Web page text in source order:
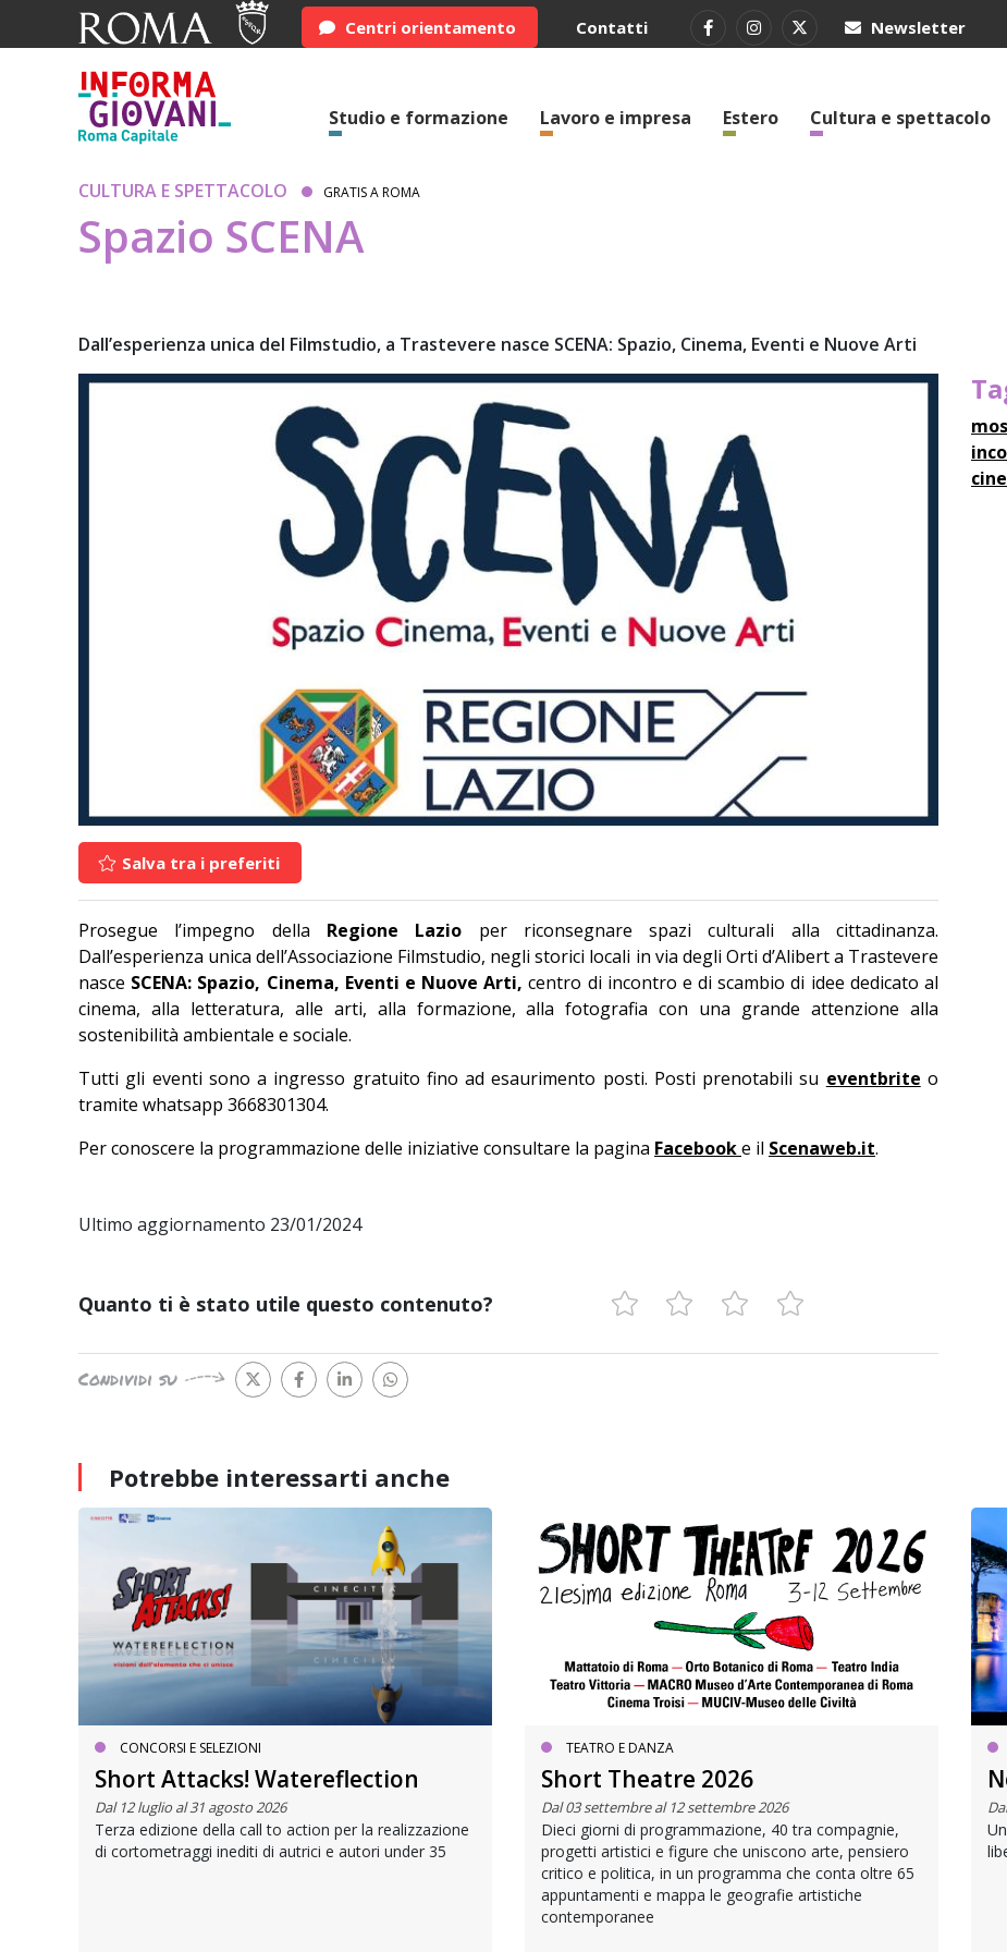
Centri orientamento Contatti Newsletter
Studio e formazione Lavoro e impresa Estero Cultura e spettacolo
CULTURA E SPETTACOLO GRATIS A ROMA
Spazio SCENA
Dall’esperienza unica del Filmstudio, a Trastevere nasce SCENA: Spazio, Cinema, Eventi e Nuove Arti
Salva tra i preferiti
Prosegue l’impegno della Regione Lazio per riconsegnare spazi culturali alla cittadinanza.
Dall’esperienza unica dell’Associazione Filmstudio, negli storici locali in via degli Orti d’Alibert a Trastevere
nasce SCENA: Spazio, Cinema, Eventi e Nuove Arti,centro di incontro e di scambio di idee dedicato al
cinema, alla letteratura, alle arti, alla formazione, alla fotografia con una grande attenzione alla
sostenibilità ambientale e sociale.
Tutti gli eventi sono a ingresso gratuito fino ad esaurimento posti. Posti prenotabili su eventbrite o
tramite whatsapp 3668301304.
Per conoscere la programmazione delle iniziative consultare la pagina Facebooke il Scenaweb.it.
Ultimo aggiornamento 23/01/2024
Quanto ti è stato utile questo contenuto?
Condividi su
Potrebbe interessarti anche
CONCORSI E SELEZIONI
Short Attacks! Watereflection
Dal 12 luglio al 31 agosto 2026
Terza edizione della call to action per la realizzazione
di cortometraggi inediti di autrici e autori under 35
TEATRO E DANZA
Short Theatre 2026
Dal 03 settembre al 12 settembre 2026
Dieci giorni di programmazione, 40 tra compagnie,
progetti artistici e figure che uniscono arte, pensiero
critico e politica, in un programma che conta oltre 65
appuntamenti e mappa le geografie artistiche
contemporanee